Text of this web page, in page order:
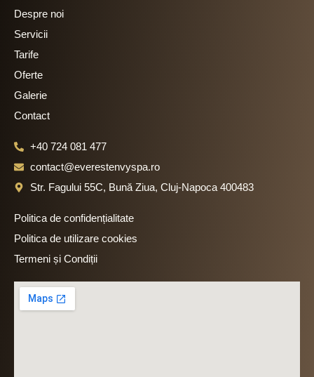
Despre noi
Servicii
Tarife
Oferte
Galerie
Contact
+40 724 081 477
contact@everestenvyspa.ro
Str. Fagului 55C, Bună Ziua, Cluj-Napoca 400483
Politica de confidențialitate
Politica de utilizare cookies
Termeni și Condiții